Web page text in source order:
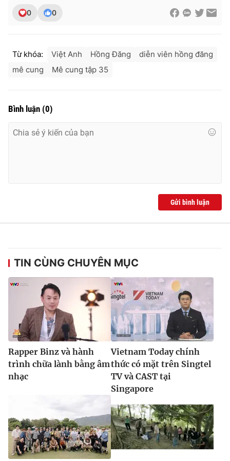
0 0
Từ khóa: Việt Anh Hồng Đăng
diễn viên hồng đăng
mê cung
Mê cung tập 35
Bình luận (0)
Gửi bình luận
TIN CÙNG CHUYÊN MỤC
Rapper Binz và hành
trình chữa lành bằng âm
nhạc
Vietnam Today chính
thức có mặt trên Singtel
TV và CAST tại
Singapore